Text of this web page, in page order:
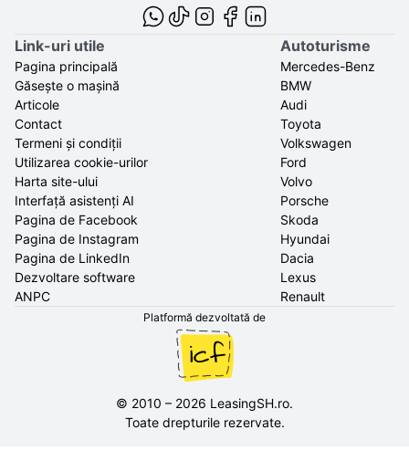
Link-uri utile
Pagina principală
Găsește o mașină
Articole
Contact
Termeni și condiții
Utilizarea cookie-urilor
Harta site-ului
Interfață asistenți AI
Pagina de Facebook
Pagina de Instagram
Pagina de LinkedIn
Dezvoltare software
ANPC
Autoturisme
Mercedes-Benz
BMW
Audi
Toyota
Volkswagen
Ford
Volvo
Porsche
Skoda
Hyundai
Dacia
Lexus
Renault
Platformă dezvoltată de
© 2010 – 2026 LeasingSH.ro.
Toate drepturile rezervate.